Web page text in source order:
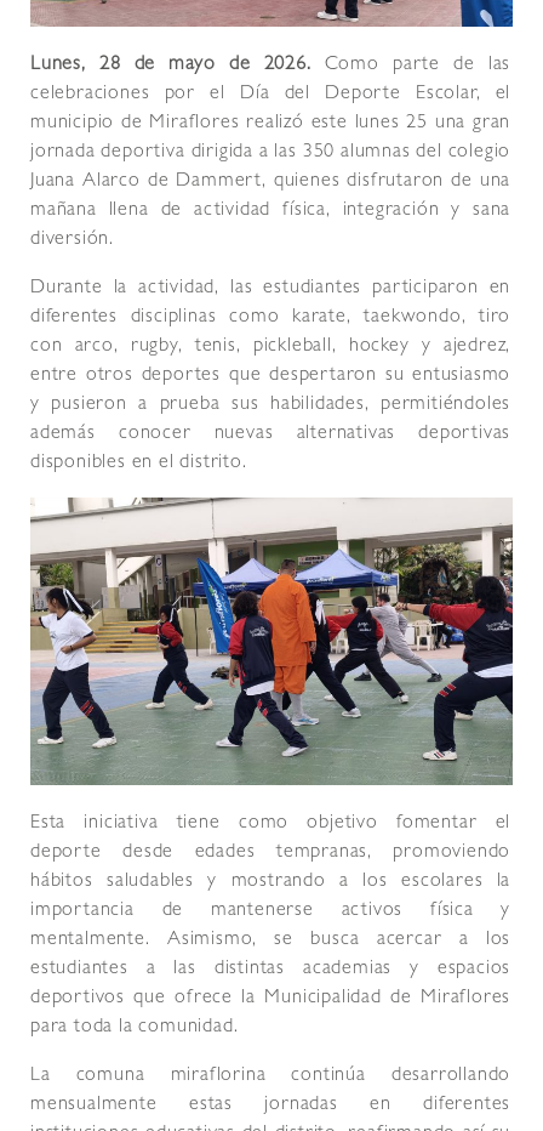
Lunes, 28 de mayo de 2026. Como parte de las
celebraciones por el Día del Deporte Escolar, el
municipio de Miraflores realizó este lunes 25 una gran
jornada deportiva dirigida a las 350 alumnas del colegio
Juana Alarco de Dammert, quienes disfrutaron de una
mañana llena de actividad física, integración y sana
diversión.
Durante la actividad, las estudiantes participaron en
diferentes disciplinas como karate, taekwondo, tiro
con arco, rugby, tenis, pickleball, hockey y ajedrez,
entre otros deportes que despertaron su entusiasmo
y pusieron a prueba sus habilidades, permitiéndoles
además conocer nuevas alternativas deportivas
disponibles en el distrito.
Esta iniciativa tiene como objetivo fomentar el
deporte desde edades tempranas, promoviendo
hábitos saludables y mostrando a los escolares la
importancia de mantenerse activos física y
mentalmente. Asimismo, se busca acercar a los
estudiantes a las distintas academias y espacios
deportivos que ofrece la Municipalidad de Miraflores
para toda la comunidad.
La comuna miraflorina continúa desarrollando
mensualmente estas jornadas en diferentes